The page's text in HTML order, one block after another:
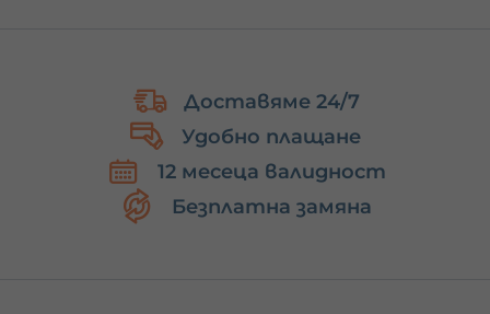
Мария е изключително добър преподавател и сърфист.
За 5 часа разделени в 2 дни, вече мога да уверено да
управлявам сърфа и да се движа спокойно по всички
диагонали. С други думи преживяване е уникално
забавно и интересно.
Доставяме 24/7
Удобно плащане
12 месеца валидност
Безплатна замяна